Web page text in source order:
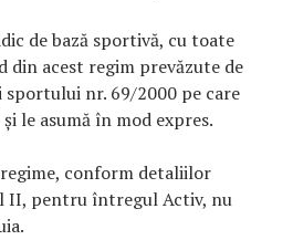
de bază sportivă, cu toate
din acest regim prevăzute de
sportului nr. 69/2000 pe care
le asumă în mod expres.
conform detaliilor
II, pentru întregul Activ, nu